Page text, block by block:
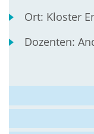
Ort: Kloster
Dozenten: